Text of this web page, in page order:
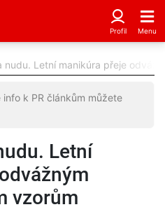
nudu. Letní manikúra přeje
k PR článkům můžete
Letní
vzorům